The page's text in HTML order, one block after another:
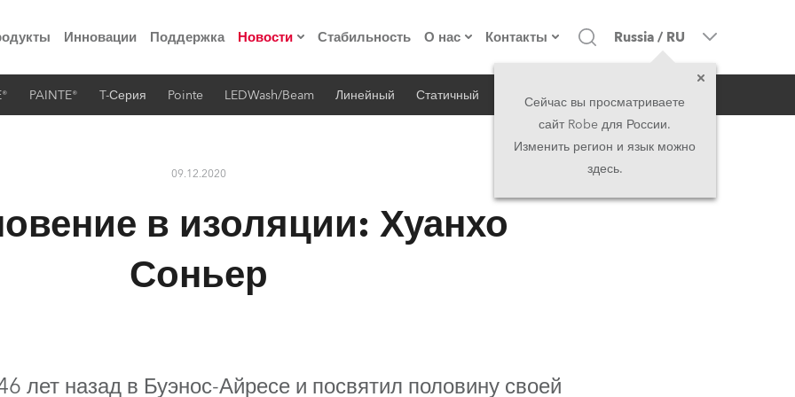
Инновации Поддержка Новости
Пресс-релизы
Стабильность О нас
о компании
Сделано в Европе
история
Контакты
Головной офис
Головной офис
Russia / RU
Сейчас вы просматриваете
сайт Robe для России.
Изменить регион и язык можно
здесь.
PAINTE® T-Серия Pointe LEDWash/Beam Линейный Статичный iSeries
09.12.2020
в изоляции: Хуанхо
Соньер
лет назад в Буэнос-Айресе и посвятил половину своей